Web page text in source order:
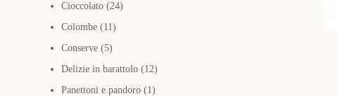
Cioccolato 2424
Colombe 1111
Conserve 55
prodotti
Delizie in barattolo 1212
prodotti
Panettoni e pandoro 11